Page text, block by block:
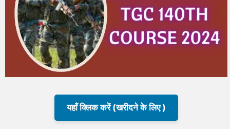
यहाँ क्लिक करें (खरीदने के लिए )